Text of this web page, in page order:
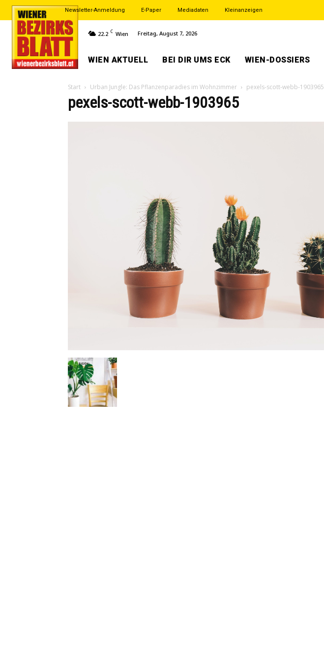
Newsletter-Anmeldung E-Paper Mediadaten Kleinanzeigen
22.2 C Wien Freitag, August 7, 2026
WIEN AKTUELL BEI DIR UMS ECK WIEN-DOSSIERS
Start Urban Jungle: Das Pflanzenparadies im Wohnzimmer pexels-scott-webb-1903965
pexels-scott-webb-1903965